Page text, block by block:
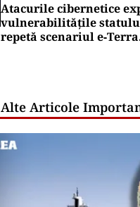
Atacurile cibernetice
vulnerabilitățile
repetă scenariul
Alte Articole